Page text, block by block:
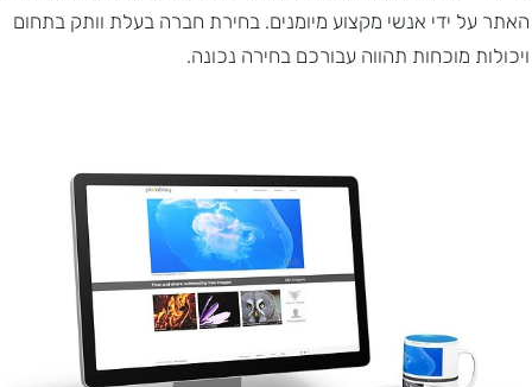
האתר על ידי אנשי מקצוע מיומנים. בחירת חברה בעלת וותק בתחום
ויכולות מוכחות תהווה עבורכם בחירה נכונה.